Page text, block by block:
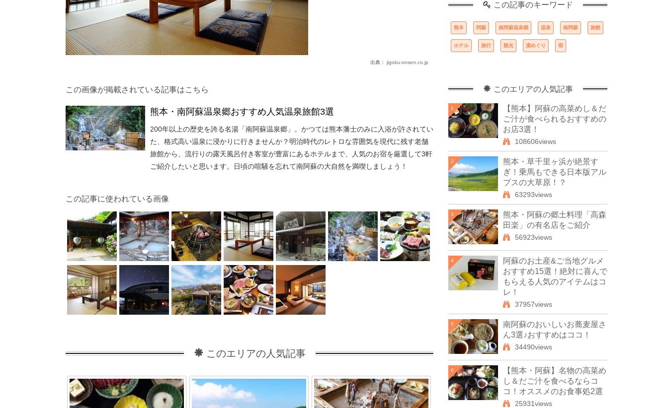
出典： jigoku-onsen.co.jp
この画像が掲載されている記事はこちら
熊本・南阿蘇温泉郷おすすめ人気温泉旅館3選
200年以上の歴史を誇る名湯「南阿蘇温泉郷」。かつては熊本藩士のみに入浴が許されてい
た、格式高い温泉に浸かりに行きませんか？明治時代のレトロな雰囲気を現代に残す老舗
旅館から、流行りの露天風呂付き客室が豊富にあるホテルまで、人気のお宿を厳選して3軒
ご紹介したいと思います。日頃の喧騒を忘れて南阿蘇の大自然を満喫しましょう！
この記事に使われている画像
このエリアの人気記事
この記事のキーワード
熊本 阿蘇 南阿蘇温泉郷 温泉 南阿蘇 旅館
ホテル 旅行 観光 湯めぐり 宿
このエリアの人気記事
1
【熊本】阿蘇の高菜めし＆だ
ご汁が食べられるおすすめの
お店3選！
108606views
2
熊本・草千里ヶ浜が絶景す
ぎ！乗馬もできる日本版アル
プスの大草原！？
63293views
3
熊本・阿蘇の郷土料理「高森
田楽」の有名店をご紹介
56923views
4
阿蘇のお土産&ご当地グルメ
おすすめ15選！絶対に喜んで
もらえる人気のアイテムはコ
レ！
37957views
5
南阿蘇のおいしいお蕎麦屋さ
ん3選♪おすすめはココ！
34490views
6
【熊本・阿蘇】名物の高菜め
し＆だご汁を食べるならコ
コ！オススメのお食事処2選
25931views